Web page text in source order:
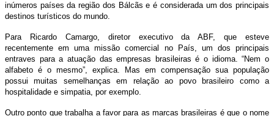
inúmeros países da região dos Bálcãs e é considerada um dos principais
destinos turísticos do mundo.
Para Ricardo Camargo, diretor executivo da ABF, que esteve
recentemente em uma missão comercial no País, um dos principais
entraves para a atuação das empresas brasileiras é o idioma. “Nem o
alfabeto é o mesmo”, explica. Mas em compensação sua população
possui muitas semelhanças em relação ao povo brasileiro como a
hospitalidade e simpatia, por exemplo.
Outro ponto que trabalha a favor para as marcas brasileiras é que o nome